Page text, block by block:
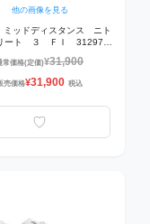
他の画像を見る
ッドディスタンス ニト
ート ３ ＦＩ 312973-
For All Time Red-PUMA
【800m/1500m向き】
常価格(定価)¥31,900
売価格¥31,900 税込